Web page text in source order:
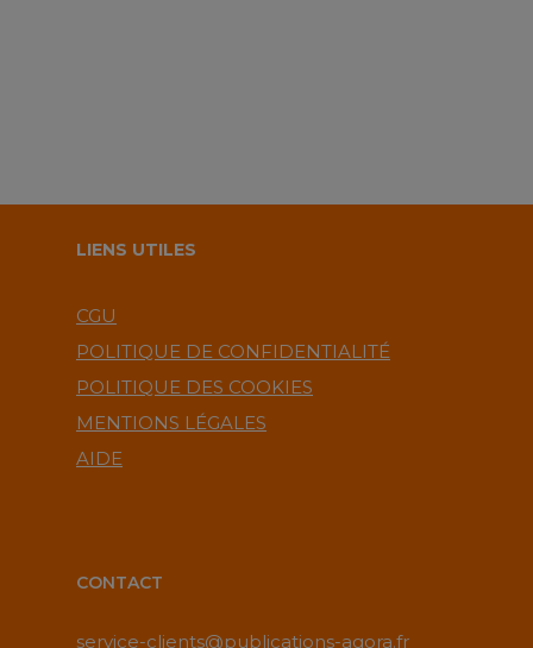
LIENS UTILES
CGU
POLITIQUE DE CONFIDENTIALITÉ
POLITIQUE DES COOKIES
MENTIONS LÉGALES
AIDE
CONTACT
service-clients@publications-agora.fr